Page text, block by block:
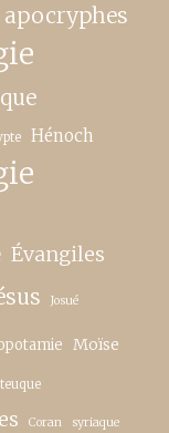
apocryphes
Hénoch
Évangiles
Josué
Moïse
Coran syriaque